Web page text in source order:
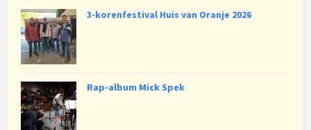
3-korenfestival Huis van Oranje 2026
Rap-album Mick Spek